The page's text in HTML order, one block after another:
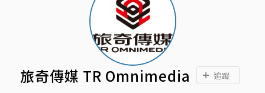
旅奇傳媒 TR Omnimedia 追蹤